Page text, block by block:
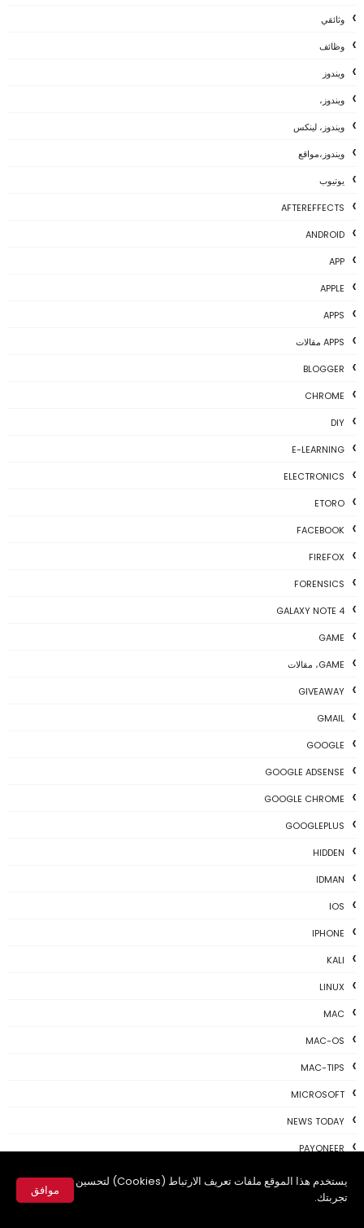
يستخدم هذا الموقع ملفات تعريف الارتباط (Cookies) لتحسين
تجربتك.
موافق
وثائقي
وظائف
ويندوز
ويندوز،
ويندوز، لينكس
ويندوز،مواقع
يوتيوب
AFTEREFFECTS
ANDROID
APP
APPLE
APPS
APPS مقالات
BLOGGER
CHROME
DIY
E-LEARNING
ELECTRONICS
ETORO
FACEBOOK
FIREFOX
FORENSICS
GALAXY NOTE 4
GAME
GAME، مقالات
GIVEAWAY
GMAIL
GOOGLE
GOOGLE ADSENSE
GOOGLE CHROME
GOOGLEPLUS
HIDDEN
IDMAN
IOS
IPHONE
KALI
LINUX
MAC
MAC-OS
MAC-TIPS
MICROSOFT
NEWS TODAY
PAYONEER
PHOTOSHOP
PROGRAMING